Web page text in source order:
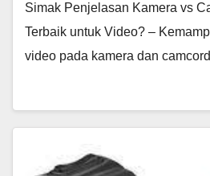
Simak Penjelasan Kamera vs
Terbaik untuk Video? –
video pada kamera dan